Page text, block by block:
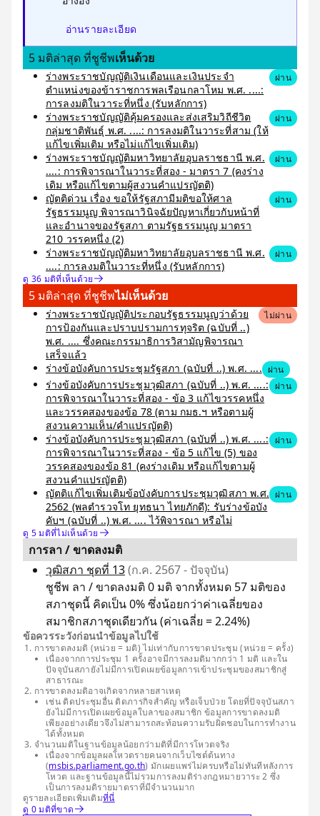
อ่านรายละเอียด
5 มติล่าสุด ที่ชูชีพเห็นด้วย
ร่างพระราชบัญญัติเงินเดือนและเงินประจำ
ตำแหน่งของข้าราชการพลเรือนกลาโหม พ.ศ. ....:
การลงมติในวาระที่หนึ่ง (รับหลักการ)
ผ่าน
ร่างพระราชบัญญัติคุ้มครองและส่งเสริมวิถีชีวิต
กลุ่มชาติพันธุ์ พ.ศ. ....: การลงมติในวาระที่สาม (ให้
แก้ไขเพิ่มเติม หรือไม่แก้ไขเพิ่มเติม)
ผ่าน
ร่างพระราชบัญญัติมหาวิทยาลัยอุบลราชธานี พ.ศ.
....: การพิจารณาในวาระที่สอง - มาตรา 7 (คงร่าง
เดิม หรือแก้ไขตามผู้สงวนคำแปรญัตติ)
ผ่าน
ญัตติด่วน เรื่อง ขอให้รัฐสภามีมติขอให้ศาล
รัฐธรรมนูญ พิจารณาวินิจฉัยปัญหาเกี่ยวกับหน้าที่
และอำนาจของรัฐสภา ตามรัฐธรรมนูญ มาตรา
210 วรรคหนึ่ง (2)
ผ่าน
ร่างพระราชบัญญัติมหาวิทยาลัยอุบลราชธานี พ.ศ.
....: การลงมติในวาระที่หนึ่ง (รับหลักการ)
ผ่าน
ดู 36 มติที่เห็นด้วย
5 มติล่าสุด ที่ชูชีพไม่เห็นด้วย
ร่างพระราชบัญญัติประกอบรัฐธรรมนูญว่าด้วย
การป้องกันและปราบปรามการทุจริต (ฉบับที่ ..)
พ.ศ. .... ซึ่งคณะกรรมาธิการวิสามัญพิจารณา
เสร็จแล้ว
ไม่ผ่าน
ร่างข้อบังคับการประชุมรัฐสภา (ฉบับที่ ..) พ.ศ. .... ผ่าน
ร่างข้อบังคับการประชุมวุฒิสภา (ฉบับที่ ..) พ.ศ. ....:
การพิจารณาในวาระที่สอง - ข้อ 3 แก้ไขวรรคหนึ่ง
และวรรคสองของข้อ 78 (ตาม กมธ.ฯ หรือตามผู้
สงวนความเห็น/คำแปรญัตติ)
ผ่าน
ร่างข้อบังคับการประชุมวุฒิสภา (ฉบับที่ ..) พ.ศ. ....:
การพิจารณาในวาระที่สอง - ข้อ 5 แก้ไข (5) ของ
วรรคสองของข้อ 81 (คงร่างเดิม หรือแก้ไขตามผู้
สงวนคำแปรญัตติ)
ผ่าน
ญัตติแก้ไขเพิ่มเติมข้อบังคับการประชุมวุฒิสภา พ.ศ.
2562 (พลตำรวจโท ยุทธนา ไทยภักดี): รับร่างข้อบัง
คับฯ (ฉบับที่ ..) พ.ศ. .... ไว้พิจารณา หรือไม่
ผ่าน
ดู 5 มติที่ไม่เห็นด้วย
การลา / ขาดลงมติ
วุฒิสภา ชุดที่ 13(ก.ค. 2567 - ปัจจุบัน)
ชูชีพ ลา / ขาดลงมติ 0 มติ จากทั้งหมด 57 มติของ
สภาชุดนี้ คิดเป็น 0% ซึ่งน้อยกว่าค่าเฉลี่ยของ
สมาชิกสภาชุดเดียวกัน (ค่าเฉลี่ย = 2.24%)
ข้อควรระวังก่อนนำข้อมูลไปใช้
การขาดลงมติ (หน่วย = มติ) ไม่เท่ากับการขาดประชุม (หน่วย = ครั้ง)
เนื่องจากการประชุม 1 ครั้งอาจมีการลงมติมากกว่า 1 มติ และใน
ปัจจุบันสภายังไม่มีการเปิดเผยข้อมูลการเข้าประชุมของสมาชิกสู่
สาธารณะ
การขาดลงมติอาจเกิดจากหลายสาเหตุ
เช่น ติดประชุมอื่น ติดภารกิจสำคัญ หรือเจ็บป่วย โดยที่ปัจจุบันสภา
ยังไม่มีการเปิดเผยข้อมูลใบลาของสมาชิก ข้อมูลการขาดลงมติ
เพียงอย่างเดียวจึงไม่สามารถสะท้อนความรับผิดชอบในการทำงาน
ได้ทั้งหมด
จำนวนมติในฐานข้อมูลน้อยกว่ามติที่มีการโหวตจริง
เนื่องจากข้อมูลผลโหวตรายคนจากเว็บไซต์ต้นทาง
(msbis.parliament.go.th) มักเผยแพร่ไม่ครบหรือไม่ทันทีหลังการ
โหวต และฐานข้อมูลนี้ไม่รวมการลงมติร่างกฎหมายวาระ 2 ซึ่ง
เป็นการลงมติรายมาตราที่มีจำนวนมาก
ดูรายละเอียดเพิ่มเติมที่นี่
ดู 0 มติที่ขาด